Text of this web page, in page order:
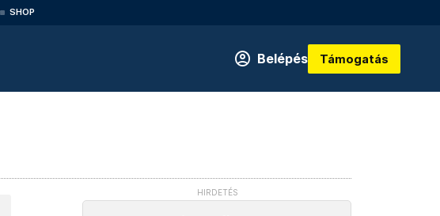
SHOP
Belépés Támogatás